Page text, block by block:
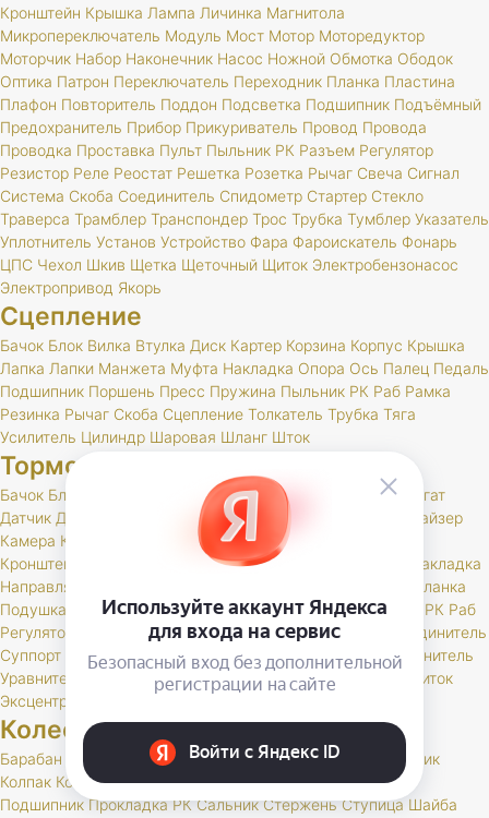
Кронштейн Крышка Лампа Личинка Магнитола
Микропереключатель Модуль Мост Мотор Моторедуктор
Моторчик Набор Наконечник Насос Ножной Обмотка Ободок
Оптика Патрон Переключатель Переходник Планка Пластина
Плафон Повторитель Поддон Подсветка Подшипник Подъёмный
Предохранитель Прибор Прикуриватель Провод Провода
Проводка Проставка Пульт Пыльник РК Разъем Регулятор
Резистор Реле Реостат Решетка Розетка Рычаг Свеча Сигнал
Система Скоба Соединитель Спидометр Стартер Стекло
Траверса Трамблер Транспондер Трос Трубка Тумблер Указатель
Уплотнитель Установ Устройство Фара Фароискатель Фонарь
ЦПС Чехол Шкив Щетка Щеточный Щиток Электробензонасос
Электропривод Якорь
Сцепление
Бачок Блок Вилка Втулка Диск Картер Корзина Корпус Крышка
Лапка Лапки Манжета Муфта Накладка Опора Ось Палец Педаль
Подшипник Поршень Пресс Пружина Пыльник РК Раб Рамка
Резинка Рычаг Скоба Сцепление Толкатель Трубка Тяга
Усилитель Цилиндр Шаровая Шланг Шток
Тормоза
Бачок Блок Вилка Винт
Гидроагрегат
Датчик Держатель Жгут Жидкость
Иммобилайзер
Камера Клапан Колодка Колодки Колпачок
Кронштейн
Манжета Маслоотражатель
Накладка
Направляющая
Планка
Подушка
Поршень Привод Проставка Пружина Пыльник РК Раб
Регулятор
Рычаг Сектор Сигнальное
Соединитель
Суппорт
Тормоз Тормоза Тройник Трос Трубка Тяга Удлинитель
Уравнитель
Чехол Шайба Шланг Штуцер
Щиток
Эксцентрик
Колеса и шины
Барабан Брызговик Буфер Гайка Держатель Диск
Золотник
Колпак Колпачок Кольцо Кронштейн Маслоотражатель
Подшипник Прокладка РК Сальник Стержень Ступица Шайба